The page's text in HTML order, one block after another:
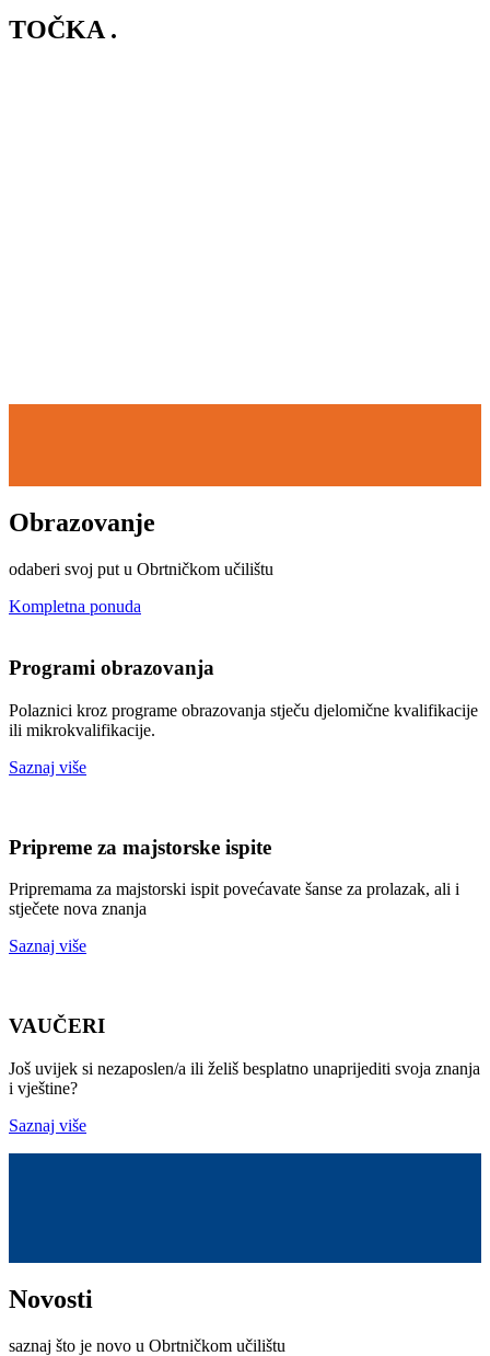
TOČKA .
Obrazovanje
odaberi svoj put u Obrtničkom učilištu
Kompletna ponuda
Programi obrazovanja
Polaznici kroz programe obrazovanja stječu djelomične kvalifikacije
ili mikrokvalifikacije.
Saznaj više
Pripreme za majstorske ispite
Pripremama za majstorski ispit povećavate šanse za prolazak, ali i
stječete nova znanja
Saznaj više
VAUČERI
Još uvijek si nezaposlen/a ili želiš besplatno unaprijediti svoja znanja
i vještine?
Saznaj više
Novosti
saznaj što je novo u Obrtničkom učilištu